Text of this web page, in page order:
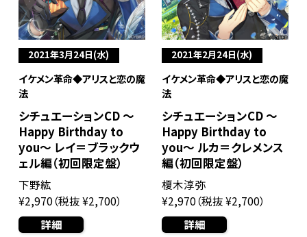
2021年3月24日(水)
イケメン革命◆アリスと恋の魔
法
シチュエーションCD ～
Happy Birthday to
you～ レイ＝ブラックウ
ェル編（初回限定盤）
下野紘
¥2,970（税抜 ¥2,700）
詳細
2021年2月24日(水)
イケメン革命◆アリスと恋の魔
法
シチュエーションCD ～
Happy Birthday to
you～ ルカ＝クレメンス
編（初回限定盤）
榎木淳弥
¥2,970（税抜 ¥2,700）
詳細